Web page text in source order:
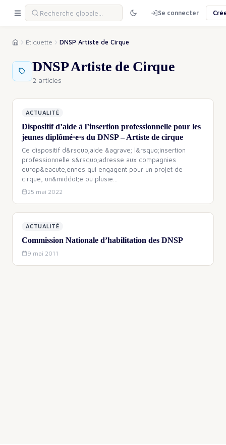
Se connecter
Étiquette DNSP Artiste de Cirque
DNSP Artiste de Cirque
2 articles
ACTUALITÉ
Dispositif d’aide à l’insertion professionnelle pour les
jeunes diplômé·e·s du DNSP – Artiste de cirque
Ce dispositif d&rsquo;aide &agrave; l&rsquo;insertion
professionnelle s&rsquo;adresse aux compagnies
europ&eacute;ennes qui engagent pour un projet de
cirque, un&middot;e ou plusie
25 mai 2022
ACTUALITÉ
Commission Nationale d’habilitation des DNSP
9 mai 2011